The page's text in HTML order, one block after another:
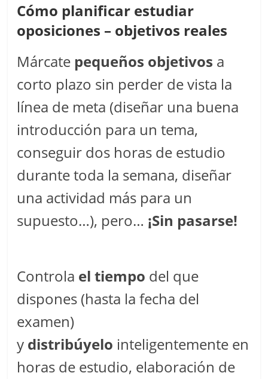
Cómo planificar estudiar
oposiciones – objetivos reales
Márcate pequeños objetivos a
corto plazo sin perder de vista la
línea de meta (diseñar una buena
introducción para un tema,
conseguir dos horas de estudio
durante toda la semana, diseñar
una actividad más para un
supuesto…), pero… ¡Sin pasarse!
Controla el tiempo del que
dispones (hasta la fecha del
examen)
y distribúyelo inteligentemente en
horas de estudio, elaboración de